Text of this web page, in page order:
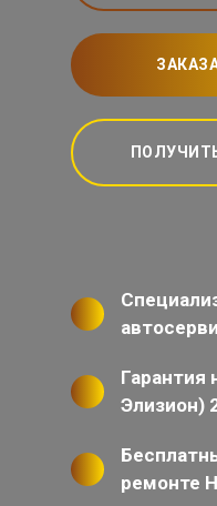
Гарантия
Элизион)
ремонте